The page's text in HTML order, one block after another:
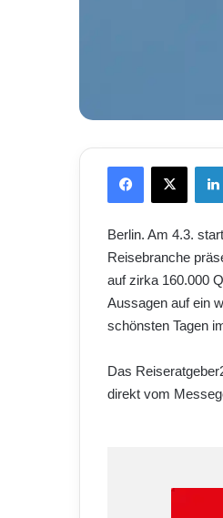
X
Berlin. Am 4.3.
Reisebranche
auf zirka 160.000
Aussagen auf ein
schönsten Tagen
Das
direkt vom